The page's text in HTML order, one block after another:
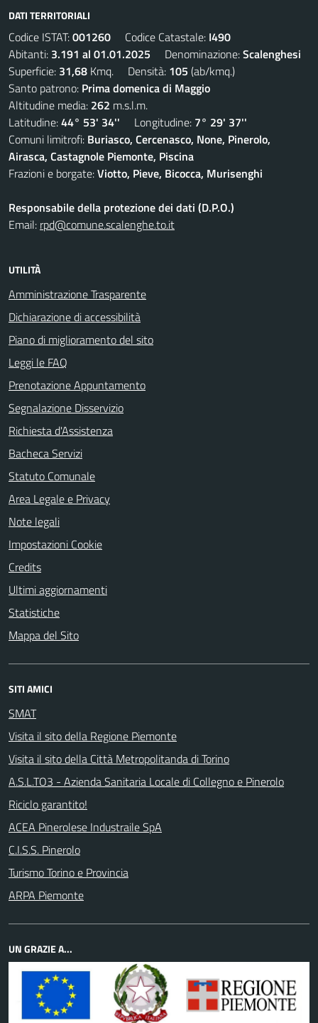
DATI TERRITORIALI
Codice ISTAT:001260 Codice Catastale: I490
Abitanti: 3.191 al 01.01.2025 Denominazione:Scalenghesi
Superficie: 31,68 Kmq. Densità: 105 (ab/kmq.)
Santo patrono: Prima domenica di Maggio
Altitudine media: 262 m.s.l.m.
Latitudine:44° 53' 34'' Longitudine: 7° 29' 37''
Comuni limitrofi: Buriasco, Cercenasco, None, Pinerolo,
Airasca, Castagnole Piemonte, Piscina
Frazioni e borgate:Viotto, Pieve, Bicocca, Murisenghi
Responsabile della protezione dei dati (D.P.O.)
Email: rpd@comune.scalenghe.to.it
UTILITÀ
Amministrazione Trasparente
Dichiarazione di accessibilità
Piano di miglioramento del sito
Leggi le FAQ
Prenotazione Appuntamento
Segnalazione Disservizio
Richiesta d'Assistenza
Bacheca Servizi
Statuto Comunale
Area Legale e Privacy
Note legali
Impostazioni Cookie
Credits
Ultimi aggiornamenti
Statistiche
Mappa del Sito
SITI AMICI
SMAT
Visita il sito della Regione Piemonte
Visita il sito della Città Metropolitanda di Torino
A.S.L.TO3 - Azienda Sanitaria Locale di Collegno e Pinerolo
Riciclo garantito!
ACEA Pinerolese Industraile SpA
C.I.S.S. Pinerolo
Turismo Torino e Provincia
ARPA Piemonte
UN GRAZIE A...